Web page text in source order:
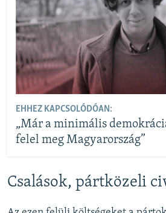
EHHEZ KAPCSOLÓDÓAN:
„Már a minimális
felel meg Magyarország”
Csalások, pártközeli